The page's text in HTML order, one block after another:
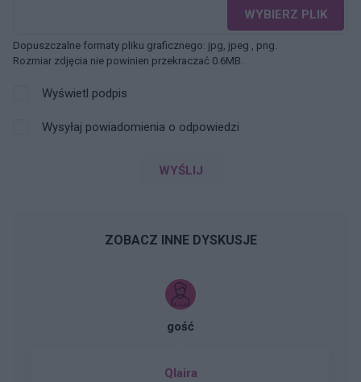
WYBIERZ PLIK
Dopuszczalne formaty pliku graficznego: jpg, jpeg , png.
Rozmiar zdjęcia nie powinien przekraczać 0.6MB.
Wyświetl podpis
Wysyłaj powiadomienia o odpowiedzi
WYŚLIJ
ZOBACZ INNE DYSKUSJE
gość
Qlaira